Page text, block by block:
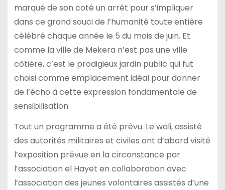
marqué de son coté un arrêt pour s’impliquer
dans ce grand souci de l’humanité toute entière
célébré chaque année le 5 du mois de juin. Et
comme la ville de Mekera n’est pas une ville
côtière, c’est le prodigieux jardin public qui fut
choisi comme emplacement idéal pour donner
de l’écho à cette expression fondamentale de
sensibilisation.
Tout un programme a été prévu. Le wali, assisté
des autorités militaires et civiles ont d’abord visité
l’exposition prévue en la circonstance par
l’association el Hayet en collaboration avec
l’association des jeunes volontaires assistés d’une